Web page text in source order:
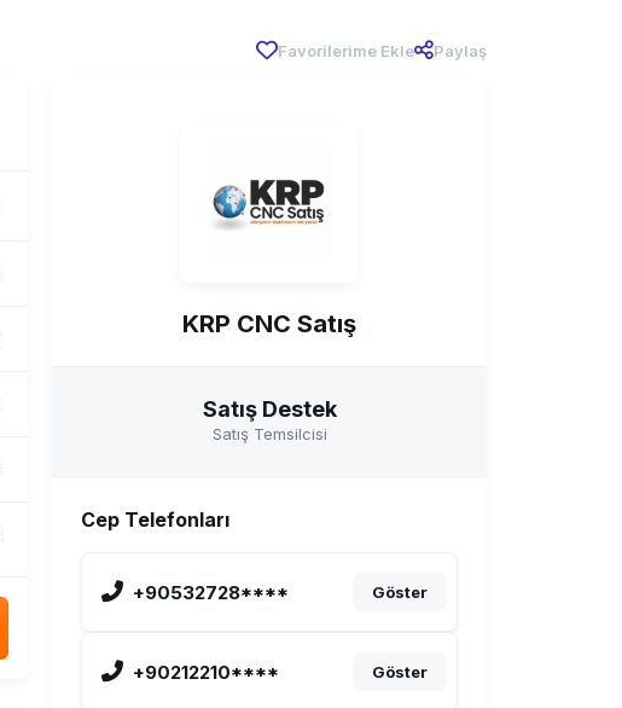
Favorilerime Ekle Paylaş
KRP CNC Satış
Satış Destek
Satış Temsilcisi
Cep Telefonları
+90532728**** Göster
+90212210**** Göster